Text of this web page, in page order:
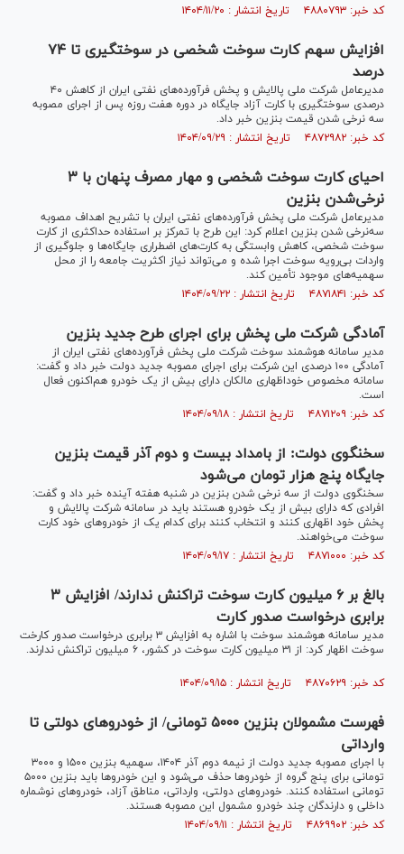
کد خبر: ۴۸۸۰۷۹۳ تاریخ انتشار : ۱۴۰۴/۱۱/۲۰
افزایش سهم کارت سوخت شخصی در سوختگیری تا ۷۴
درصد
مدیرعامل شرکت ملی پالایش و پخش فرآورده‌های نفتی ایران از کاهش ۴۰
درصدی سوختگیری با کارت آزاد جایگاه در دوره هفت روزه پس از اجرای مصوبه
سه نرخی شدن قیمت بنزین خبر داد.
کد خبر: ۴۸۷۲۹۸۲ تاریخ انتشار : ۱۴۰۴/۰۹/۲۹
احیای کارت سوخت شخصی و مهار مصرف پنهان با ۳
نرخی‌شدن بنزین
مدیرعامل شرکت ملی پخش فرآورده‌های نفتی ایران با تشریح اهداف مصوبه
سه‌نرخی شدن بنزین اعلام کرد: این طرح با تمرکز بر استفاده حداکثری از کارت
سوخت شخصی، کاهش وابستگی به کارت‌های اضطراری جایگاه‌ها و جلوگیری از
واردات بی‌رویه سوخت اجرا شده و می‌تواند نیاز اکثریت جامعه را از محل
سهمیه‌های موجود تأمین کند.
کد خبر: ۴۸۷۱۸۴۱ تاریخ انتشار : ۱۴۰۴/۰۹/۲۲
آمادگی شرکت ملی پخش برای اجرای طرح جدید بنزین
مدیر سامانه هوشمند سوخت شرکت ملی پخش فرآورده‌های نفتی ایران از
آمادگی ۱۰۰ درصدی این شرکت برای اجرای مصوبه جدید دولت خبر داد و گفت:
سامانه مخصوص خوداظهاری مالکان دارای بیش از یک خودرو هم‌اکنون فعال
است.
کد خبر: ۴۸۷۱۲۰۹ تاریخ انتشار : ۱۴۰۴/۰۹/۱۸
سخنگوی دولت: از بامداد بیست و دوم آذر قیمت بنزین
جایگاه پنج هزار تومان می‌شود
سخنگوی دولت از سه نرخی شدن بنزین در شنبه هفته آینده خبر داد و گفت:
افرادی که دارای بیش از یک خودرو هستند باید در سامانه شرکت پالایش و
پخش خود اظهاری کنند و انتخاب کنند برای کدام یک از خودرو‌های خود کارت
سوخت می‌خواهند.
کد خبر: ۴۸۷۱۰۰۰ تاریخ انتشار : ۱۴۰۴/۰۹/۱۷
بالغ بر ۶ میلیون کارت سوخت تراکنش ندارند/ افزایش ۳
برابری درخواست صدور کارت
مدیر سامانه هوشمند سوخت با اشاره به افزایش ۳ برابری درخواست صدور کارخت
سوخت اظهار کرد: از ۳۱ میلیون کارت سوخت در کشور، ۶ میلیون تراکنش ندارند.
کد خبر: ۴۸۷۰۶۲۹ تاریخ انتشار : ۱۴۰۴/۰۹/۱۵
فهرست مشمولان بنزین ۵۰۰۰ تومانی/ از خودرو‌های دولتی تا
وارداتی
با اجرای مصوبه جدید دولت از نیمه دوم آذر ۱۴۰۴، سهمیه بنزین ۱۵۰۰ و ۳۰۰۰
تومانی برای پنج گروه از خودرو‌ها حذف می‌شود و این خودرو‌ها باید بنزین ۵۰۰۰
تومانی استفاده کنند. خودرو‌های دولتی، وارداتی، مناطق آزاد، خودرو‌های نوشماره
داخلی و دارندگان چند خودرو مشمول این مصوبه هستند.
کد خبر: ۴۸۶۹۹۰۲ تاریخ انتشار : ۱۴۰۴/۰۹/۱۱